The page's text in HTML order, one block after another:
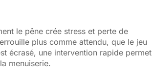
le pêne crée stress et perte de
plus comme attendu, que le jeu
écrasé, une intervention rapide permet
menuiserie.